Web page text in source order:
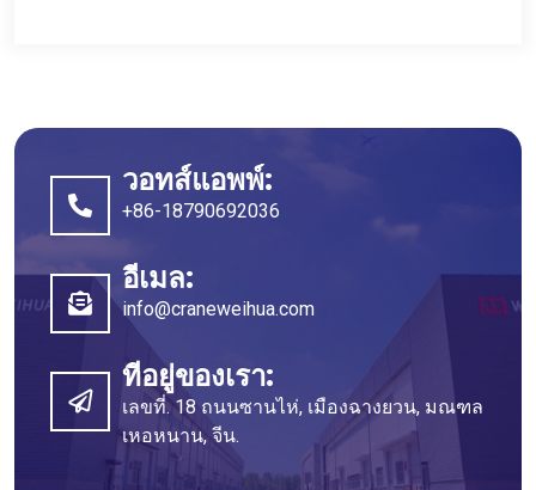
วอทส์แอพพ์:
+86-18790692036
อีเมล:
info@craneweihua.com
ที่อยู่ของเรา:
เลขที่. 18 ถนนซานไห่, เมืองฉางยวน, มณฑล
เหอหนาน, จีน.